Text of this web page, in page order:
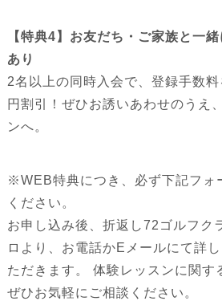
【特典4】お友だち・ご家族と一
あり
2名以上の同時入会で、登録手数
円割引！ぜひお誘いあわせのうえ
ンへ。
※WEB特典につき、必ず下記フォ
ください。
お申し込み後、折返し72ゴルフク
ロより、お電話かEメールにて詳
ただきます。 体験レッスンに関す
ぜひお気軽にご相談ください。